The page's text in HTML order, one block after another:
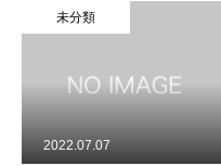
未分類
2022.07.07